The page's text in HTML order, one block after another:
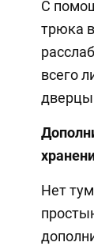
С
трюка
всего
Нет